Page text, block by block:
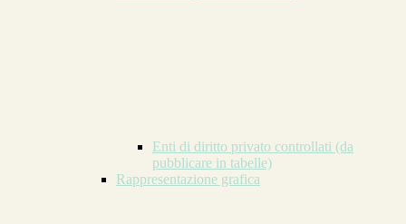
Enti di diritto privato controllati (da
pubblicare in tabelle)
Rappresentazione grafica